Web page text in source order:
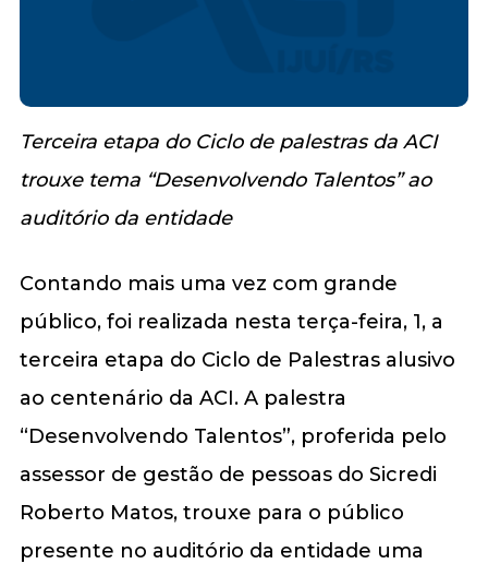
Terceira etapa do Ciclo de palestras da ACI
trouxe tema “Desenvolvendo Talentos” ao
auditório da entidade
Contando mais uma vez com grande
público, foi realizada nesta terça-feira, 1, a
terceira etapa do Ciclo de Palestras alusivo
ao centenário da ACI. A palestra
“Desenvolvendo Talentos”, proferida pelo
assessor de gestão de pessoas do Sicredi
Roberto Matos, trouxe para o público
presente no auditório da entidade uma